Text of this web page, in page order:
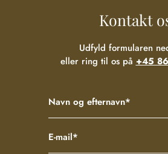
Kontakt
Udfyld formularen
eller ring til os på +45